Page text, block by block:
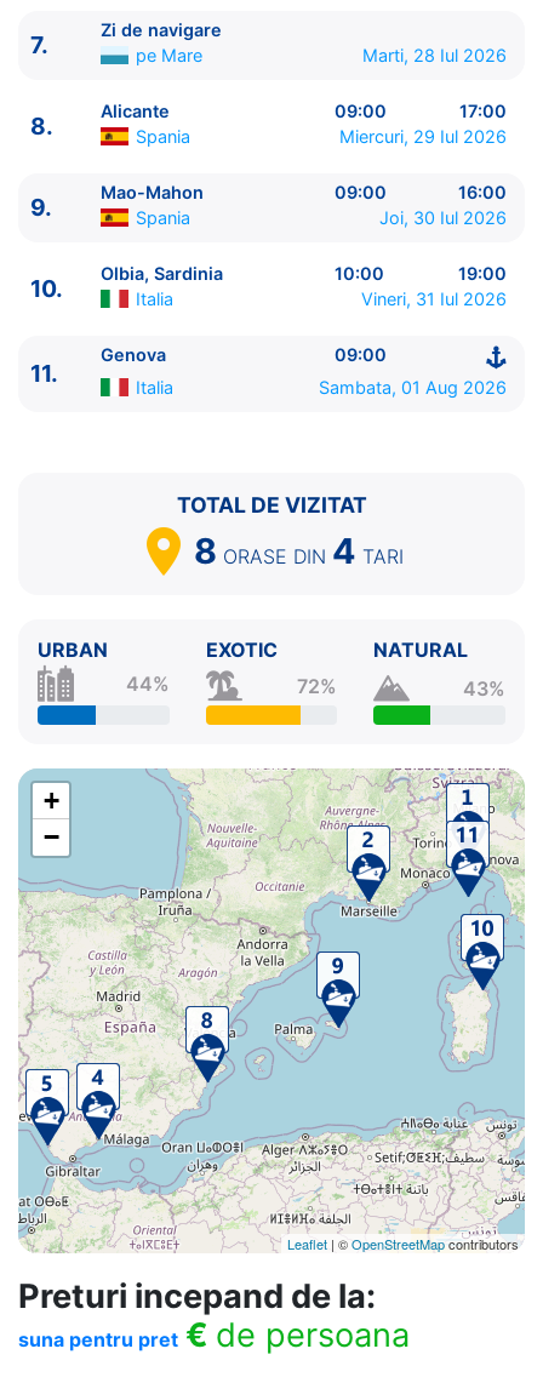
Zi de navigare pe Mare
4.
Malaga Spania
6.
Lisabona Portugalia
09:00 - 18:00
Zi de navigare
0:00 - 0:00
9.
Mao-Mahon Spania
09:00 - 16:00
Olbia, Sardinia
10:00 - 19:00
Genova Italia 09:00 - ⚓
7.
Zi de navigare
pe Mare
Marti, 28 Iul 2026
8.
Alicante 09:00
17:00
Spania
Miercuri, 29 Iul 2026
9.
Mao-Mahon 09:00
16:00
Spania
Joi, 30 Iul 2026
10.
Olbia, Sardinia 10:00
19:00
Italia
Vineri, 31 Iul 2026
11.
Genova
09:00
Italia
Sambata, 01 Aug 2026
TOTAL DE VIZITAT
8 ORASE DIN 4 TARI
URBAN
44%
EXOTIC
72%
NATURAL
43%
+
−
Leaflet | ©OpenStreetMapcontributors
Preturi incepand de la:
suna pentru pret € de persoana